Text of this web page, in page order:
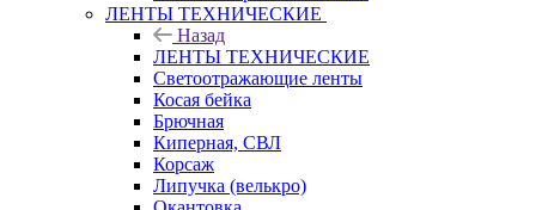
ЛЕНТЫ ТЕХНИЧЕСКИЕ
Назад
ЛЕНТЫ ТЕХНИЧЕСКИЕ
Светоотражающие ленты
Косая бейка
Брючная
Киперная, СВЛ
Корсаж
Липучка (велькро)